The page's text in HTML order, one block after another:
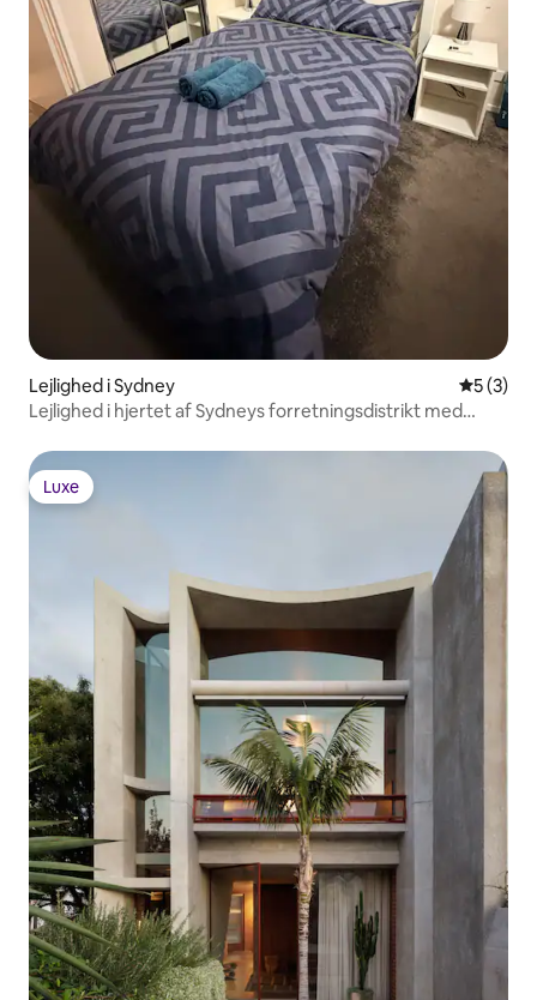
Lejlighed i Sydney 5 ud af 5
5 (3)
Lejlighed i hjertet af Sydneys forretningsdistrikt med
Luxe
Luxe